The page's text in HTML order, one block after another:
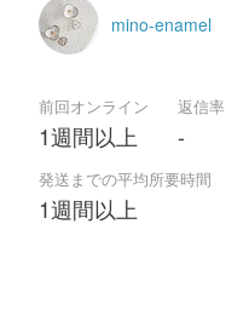
mino-enamel
前回オンライン
1週間以上
返信率
-
発送までの平均所要時間
1週間以上